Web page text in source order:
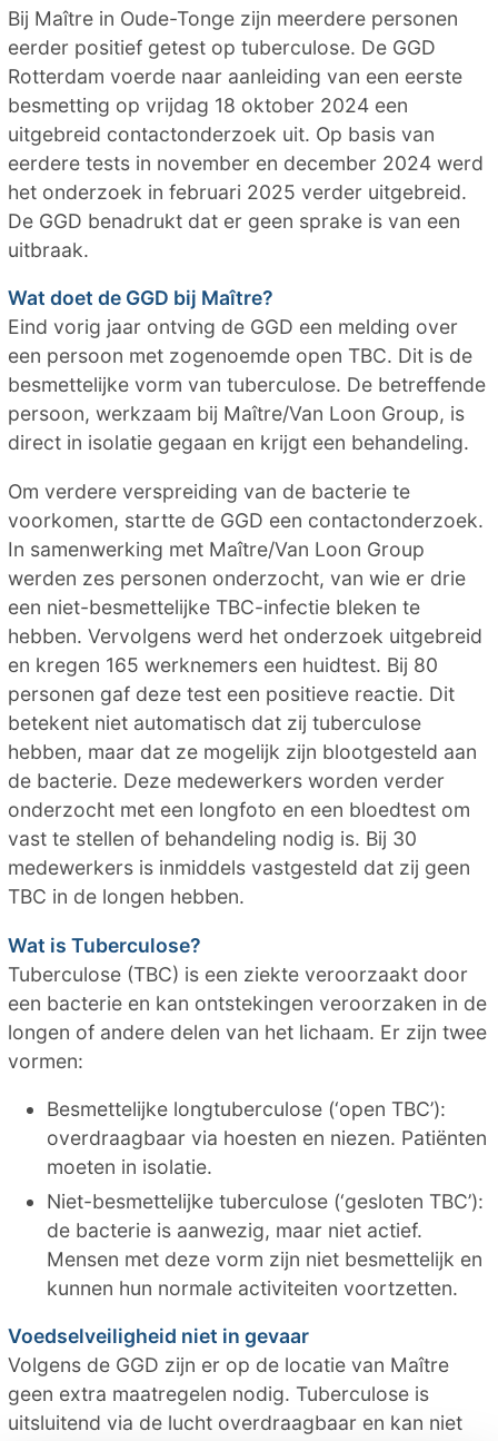
Bij Maître in Oude-Tonge zijn meerdere personen
eerder positief getest op tuberculose. De GGD
Rotterdam voerde naar aanleiding van een eerste
besmetting op vrijdag 18 oktober 2024 een
uitgebreid contactonderzoek uit. Op basis van
eerdere tests in november en december 2024 werd
het onderzoek in februari 2025 verder uitgebreid.
De GGD benadrukt dat er geen sprake is van een
uitbraak.
Wat doet de GGD bij Maître?
Eind vorig jaar ontving de GGD een melding over
een persoon met zogenoemde open TBC. Dit is de
besmettelijke vorm van tuberculose. De betreffende
persoon, werkzaam bij Maître/Van Loon Group, is
direct in isolatie gegaan en krijgt een behandeling.
Om verdere verspreiding van de bacterie te
voorkomen, startte de GGD een contactonderzoek.
In samenwerking met Maître/Van Loon Group
werden zes personen onderzocht, van wie er drie
een niet-besmettelijke TBC-infectie bleken te
hebben. Vervolgens werd het onderzoek uitgebreid
en kregen 165 werknemers een huidtest. Bij 80
personen gaf deze test een positieve reactie. Dit
betekent niet automatisch dat zij tuberculose
hebben, maar dat ze mogelijk zijn blootgesteld aan
de bacterie. Deze medewerkers worden verder
onderzocht met een longfoto en een bloedtest om
vast te stellen of behandeling nodig is. Bij 30
medewerkers is inmiddels vastgesteld dat zij geen
TBC in de longen hebben.
Wat is Tuberculose?
Tuberculose (TBC) is een ziekte veroorzaakt door
een bacterie en kan ontstekingen veroorzaken in de
longen of andere delen van het lichaam. Er zijn twee
vormen:
Besmettelijke longtuberculose (‘open TBC’):
overdraagbaar via hoesten en niezen. Patiënten
moeten in isolatie.
Niet-besmettelijke tuberculose (‘gesloten TBC’):
de bacterie is aanwezig, maar niet actief.
Mensen met deze vorm zijn niet besmettelijk en
kunnen hun normale activiteiten voortzetten.
Voedselveiligheid niet in gevaar
Volgens de GGD zijn er op de locatie van Maître
geen extra maatregelen nodig. Tuberculose is
uitsluitend via de lucht overdraagbaar en kan niet